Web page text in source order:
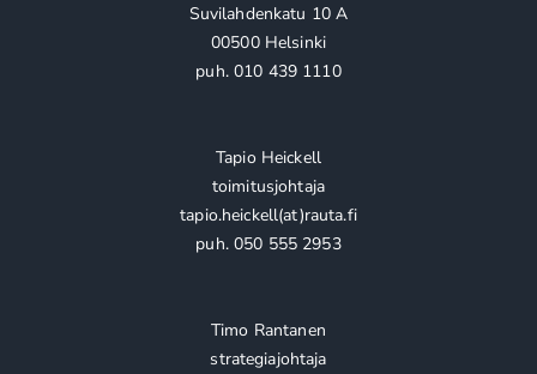
Suvilahdenkatu 10 A
00500 Helsinki
puh. 010 439 1110
Tapio Heickell
toimitusjohtaja
tapio.heickell(at)rauta.fi
puh. 050 555 2953
Timo Rantanen
strategiajohtaja